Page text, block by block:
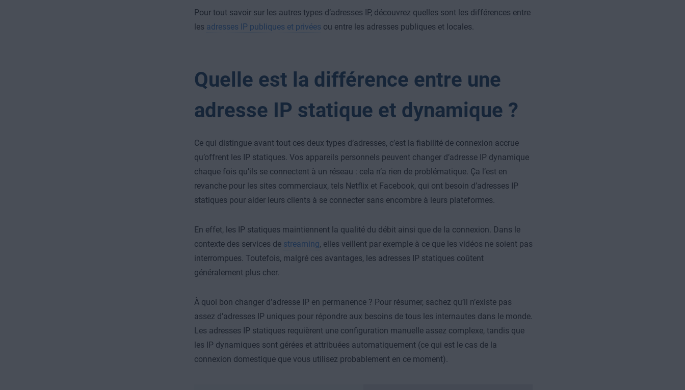
Pour tout savoir sur les autres types d’adresses IP, découvrez quelles sont les différences entre
les adresses IP publiques et privées ou entre les adresses publiques et locales.
Quelle est la différence entre une
adresse IP statique et dynamique ?
Ce qui distingue avant tout ces deux types d’adresses, c’est la fiabilité de connexion accrue
qu’offrent les IP statiques. Vos appareils personnels peuvent changer d’adresse IP dynamique
chaque fois qu’ils se connectent à un réseau : cela n’a rien de problématique. Ça l’est en
revanche pour les sites commerciaux, tels Netflix et Facebook, qui ont besoin d’adresses IP
statiques pour aider leurs clients à se connecter sans encombre à leurs plateformes.
En effet, les IP statiques maintiennent la qualité du débit ainsi que de la connexion. Dans le
contexte des services de streaming, elles veillent par exemple à ce que les vidéos ne soient pas
interrompues. Toutefois, malgré ces avantages, les adresses IP statiques coûtent
généralement plus cher.
À quoi bon changer d’adresse IP en permanence ? Pour résumer, sachez qu’il n’existe pas
assez d’adresses IP uniques pour répondre aux besoins de tous les internautes dans le monde.
Les adresses IP statiques requièrent une configuration manuelle assez complexe, tandis que
les IP dynamiques sont gérées et attribuées automatiquement (ce qui est le cas de la
connexion domestique que vous utilisez probablement en ce moment).